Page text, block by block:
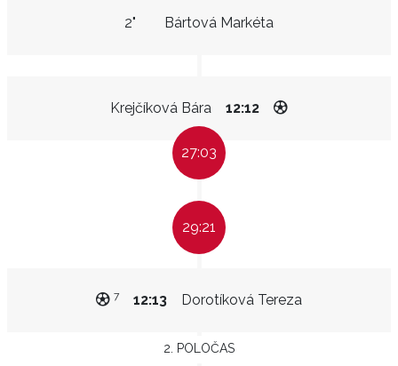
Bártová Markéta
2"
Krejčíková Bára 12:12
27:03
29:21
Dorotíková Tereza
12:13
7
2. POLOČAS